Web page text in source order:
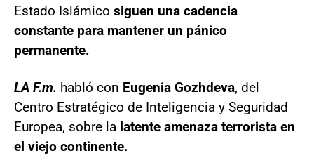
Estado Islámico siguen una cadencia
constante para mantener un pánico
permanente.
LA F.m. habló con Eugenia Gozhdeva, del
Centro Estratégico de Inteligencia y Seguridad
Europea, sobre la latente amenaza terrorista en
el viejo continente.